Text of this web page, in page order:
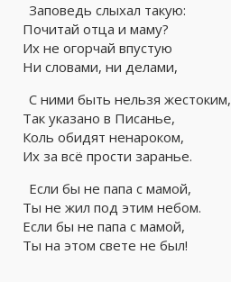
Заповедь слыхал такую:
Почитай отца и маму?
Их не огорчай впустую
Ни словами, ни делами,
С ними быть нельзя жестоким,
Так указано в Писанье,
Коль обидят ненароком,
Их за всё прости заранье.
Если бы не папа с мамой,
Ты не жил под этим небом.
Если бы не папа с мамой,
Ты на этом свете не был!